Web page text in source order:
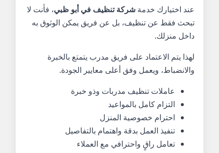
عند اختيارك خدمة شركة تنظيف في أبو ظبي، فأنت لا
تبحث فقط عن تنظيف، بل عن فريق يمكن الوثوق به
داخل منزلك.
لهذا يتم الاعتماد على فريق مدرب يتمتع بالخبرة
والانضباط، ويعمل وفق أعلى معايير الجودة.
عاملات تنظيف مدربات وذو خبرة
التزام كامل بالمواعيد
احترام خصوصية المنزل
تنفيذ العمل بدقة واهتمام بالتفاصيل
تعامل راقٍ واحترافي مع العملاء